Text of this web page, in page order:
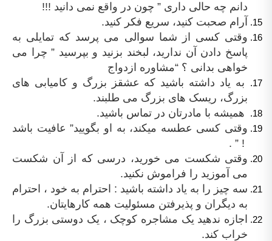
دانم چه حالی داری ” چون در واقع نمی دانید !!!
آرام صحبت کنید، سریع فکر کنید.
وقتی کسی از شما سوالی می پرسد که تمایلی به
پاسخ دادن آن ندارید، لبخند بزنید و بپرسید ” چرا می
خواهی بدانی ؟ “مشاوره ازدواج
به یاد داشته باشید که عشقز بزرگ و کامیابی های
بزرگ، ریسک های بزرگ می طلبند.
همیشه با مادرتان در تماس باشید.
وقتی کسی عطسه میکند، به او بگویید” عافیت باشد
! ” .
وقتی شکست می خورید، درسی که از آن شکست
می آموزید را فراموش نکنید.
سه چیز را به یاد داشته باشید : احترام به خود ، احترام
به دیگران و پذیرفتن مسئولیت همه کارهایتان.
اجازه ندهید یک مشاجره کوچک ، یک دوستی بزرگ را
خراب کند.